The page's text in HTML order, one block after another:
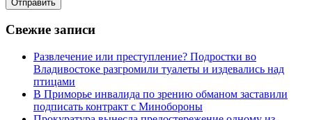
Свежие записи
Развлечение или преступление? Подростки во
Владивостоке разгромили туалеты и издевались над
птицами
В Приморье инвалида по зрению обманом заставили
подписать контракт с Минобороны